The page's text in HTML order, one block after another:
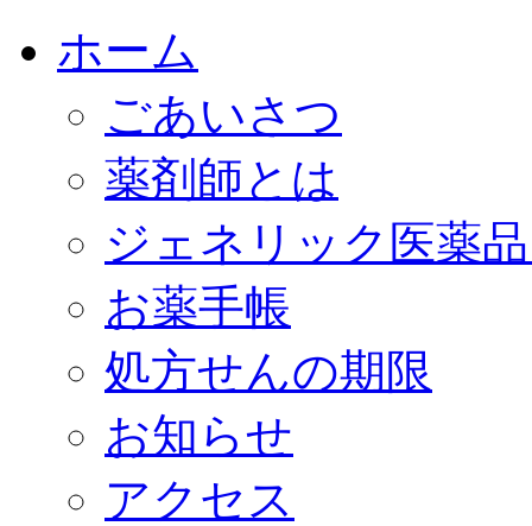
ホーム
ごあいさつ
薬剤師とは
ジェネリック医薬
お薬手帳
処方せんの期限
お知らせ
アクセス